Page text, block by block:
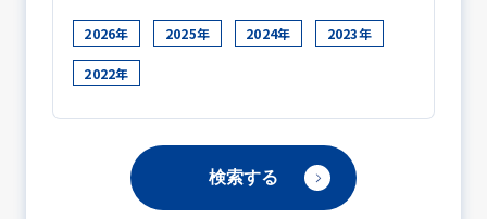
2026年 2025年 2024年 2023年
2022年